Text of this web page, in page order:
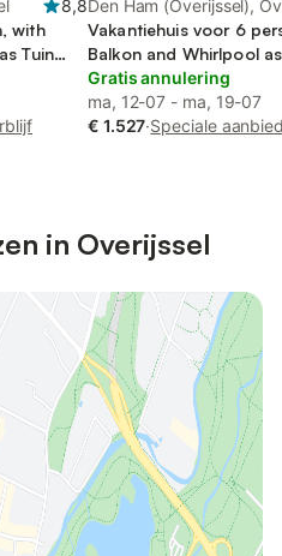
8,8
with
Tuin
Den Ham (Overijssel),
Vakantiehuis voor 6
Balkon and Whirlpool
and Sauna
Gratis annulering
ma, 12-07 - ma, 19-07
€ 1.527·Speciale
in Overijssel